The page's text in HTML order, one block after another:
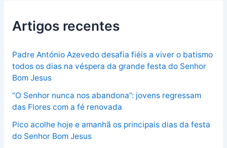
Artigos recentes
Padre António Azevedo desafia fiéis a viver o batismo
todos os dias na véspera da grande festa do Senhor
Bom Jesus
“O Senhor nunca nos abandona”: jovens regressam
das Flores com a fé renovada
Pico acolhe hoje e amanhã os principais dias da festa
do Senhor Bom Jesus